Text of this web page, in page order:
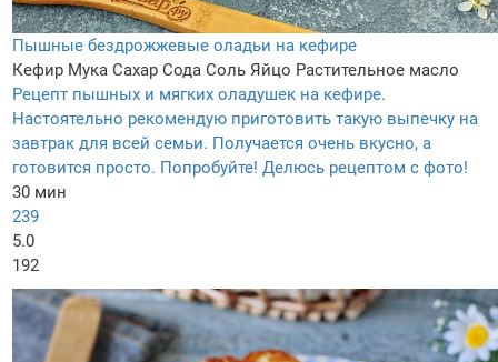
Пышные бездрожжевые оладьи на кефире
Кефир Мука Сахар Сода Соль Яйцо Растительное масло
Рецепт пышных и мягких оладушек на кефире.
Настоятельно рекомендую приготовить такую выпечку на
завтрак для всей семьи. Получается очень вкусно, а
готовится просто. Попробуйте! Делюсь рецептом с фото!
30 мин
239
5.0
192